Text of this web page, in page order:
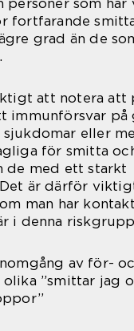
personer som har
fortfarande
grad än de
att notera att
immunförsvar på
eller
för smitta
de med ett starkt
är därför
man har
i denna
av för-
olika ”smittar jag